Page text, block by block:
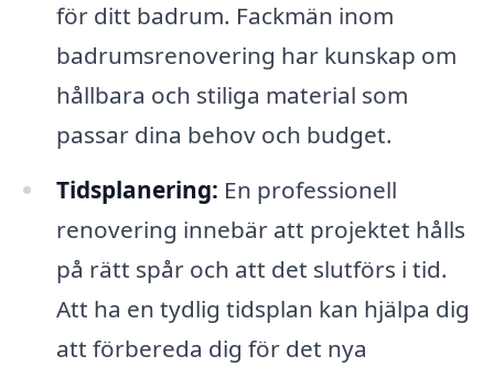
för ditt badrum. Fackmän inom
badrumsrenovering har kunskap om
hållbara och stiliga material som
passar dina behov och budget.
Tidsplanering: En professionell
renovering innebär att projektet hålls
på rätt spår och att det slutförs i tid.
Att ha en tydlig tidsplan kan hjälpa dig
att förbereda dig för det nya